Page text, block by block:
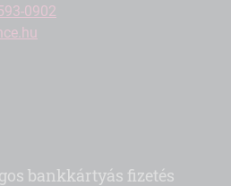
0902
bankkártyás fizetés